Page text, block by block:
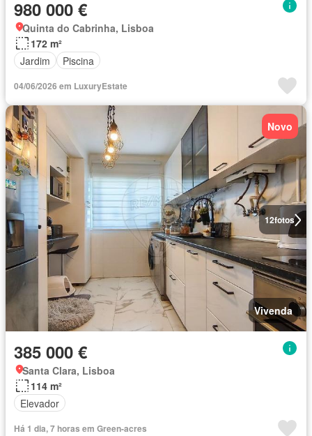
980 000 €
Quinta do Cabrinha, Lisboa
172 m²
Jardim
Piscina
04/06/2026 em LuxuryEstate
12fotos
Novo
Vivenda
385 000 €
Santa Clara, Lisboa
114 m²
Elevador
Há 1 dia, 7 horas em Green-acres